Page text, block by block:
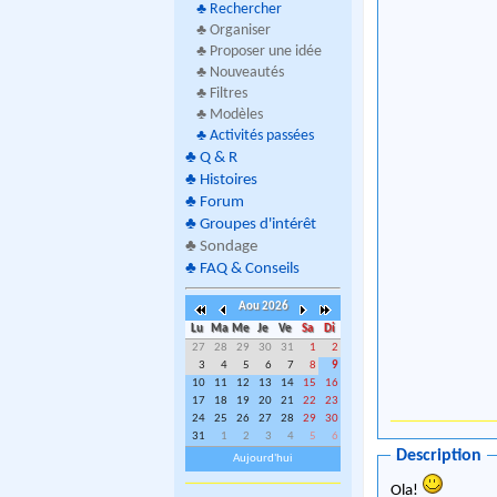
♣ Rechercher
♣ Organiser
♣ Proposer une idée
♣ Nouveautés
♣ Filtres
♣ Modèles
♣ Activités passées
♣ Q & R
♣ Histoires
♣ Forum
♣ Groupes d'intérêt
♣ Sondage
♣ FAQ & Conseils
Aou 2026
Lu
Ma Me Je Ve Sa
Di
27
28 29 30 31 1
2
3
4 5 6 7 8
9
10
11 12 13 14 15
16
17
18 19 20 21 22
23
24
25 26 27 28 29
30
31
1 2 3 4 5
6
Aujourd'hui
Description
Ola!